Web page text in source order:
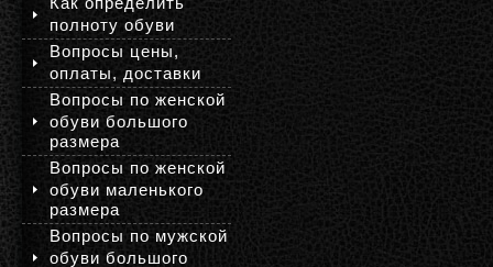
полноту обуви
Вопросы цены,
оплаты, доставки
Вопросы по женской
обуви большого
размера
Вопросы по женской
обуви маленького
размера
Вопросы по мужской
обуви большого